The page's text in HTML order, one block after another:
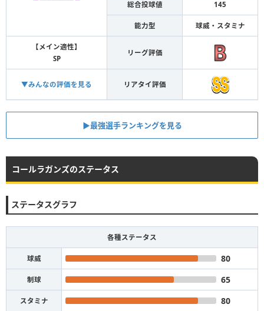
総合投球値 145
能力型 球威・スタミナ
【メイン適性】
SP
リーグ評価
▼みんなの評価を見る リアタイ評価
▶︎最強選手ランキングを見る
コールラガンズのステータス
ステータスグラフ
各種ステータス
球威 80
制球 65
スタミナ 80